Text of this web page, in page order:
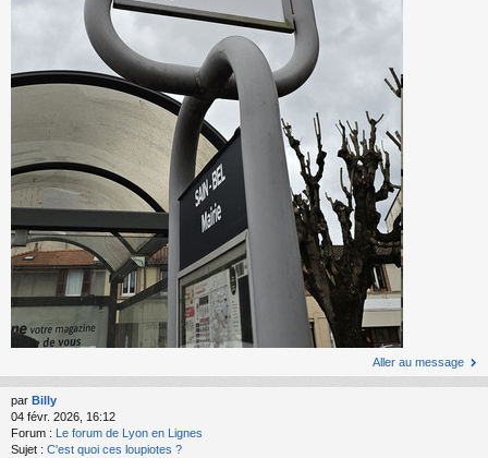
Aller au message
par Billy
04 févr. 2026, 16:12
Forum : Le forum de Lyon en Lignes
Sujet : C'est quoi ces loupiotes ?